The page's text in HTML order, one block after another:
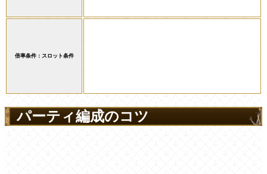
倍率条件：スロット条件
パーティ編成のコツ